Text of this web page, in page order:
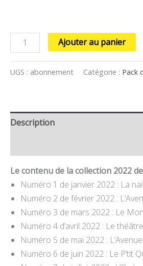
Ajouter au panier
UGS : abonnement Catégorie : Pack
Description
Le contenu de la collection 2022
Numéro 1 de janvier 2022 : La
Numéro 2 de février 2022 :
Numéro 3 de mars 2022 : Le
Numéro 4 d’avril 2022 : Le
Numéro 5 de mai 2022 :
Numéro 6 de juin 2022 : Le P’tit